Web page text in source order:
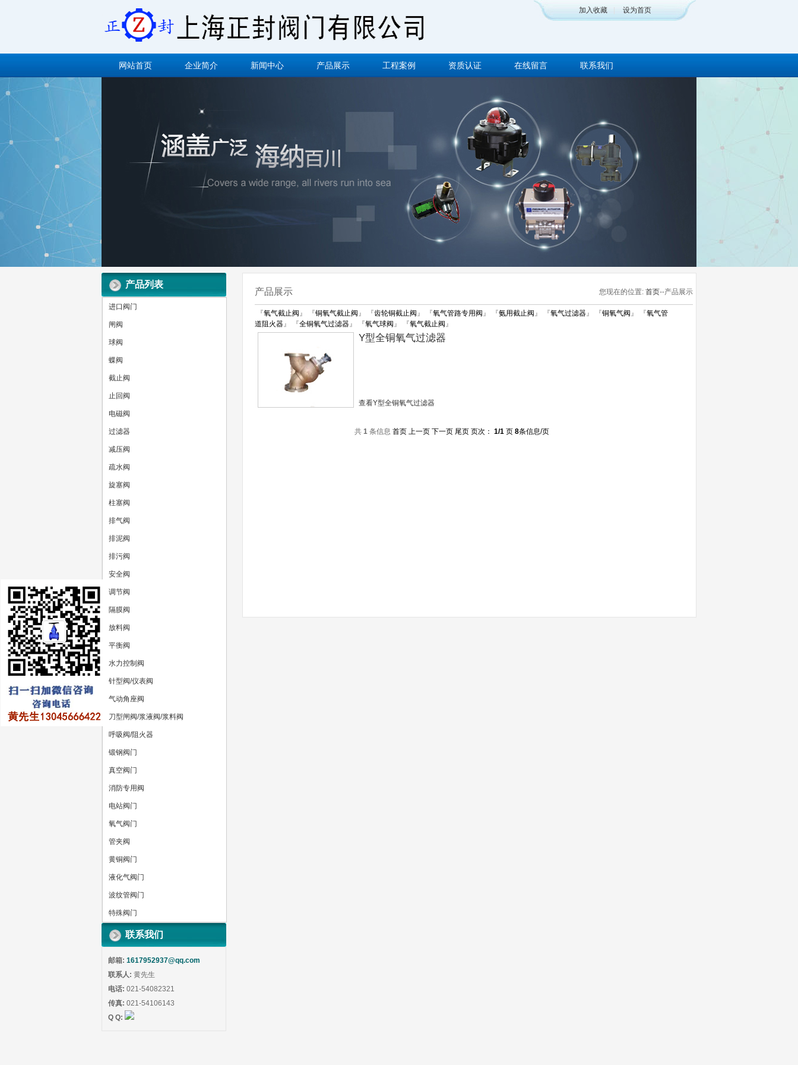
加入收藏 设为首页
网站首页 企业简介 新闻中心 产品展示 工程案例 资质认证 在线留言 联系我们
产品列表
进口阀门
闸阀
球阀
蝶阀
截止阀
止回阀
电磁阀
过滤器
减压阀
疏水阀
旋塞阀
柱塞阀
排气阀
排泥阀
排污阀
安全阀
调节阀
隔膜阀
放料阀
平衡阀
水力控制阀
针型阀/仪表阀
气动角座阀
刀型闸阀/浆液阀/浆料阀
呼吸阀/阻火器
锻钢阀门
真空阀门
消防专用阀
电站阀门
氧气阀门
管夹阀
黄铜阀门
液化气阀门
波纹管阀门
特殊阀门
联系我们
邮箱: 1617952937@qq.com
联系人: 黄先生
电话: 021-54082321
传真: 021-54106143
Q Q:
产品展示 您现在的位置: 首页--产品展示
『氧气截止阀 』 『铜氧气截止阀 』 『齿轮铜截止阀 』 『氧气管路专用阀 』 『氨用截止阀 』 『氧气过滤器』 『铜氧气阀 』 『氧气管
道阻火器』 『全铜氧气过滤器』 『氧气球阀 』 『氧气截止阀 』
Y型全铜氧气过滤器
查看Y型全铜氧气过滤器
共 1 条信息 首页 上一页 下一页 尾页 页次： 1/1 页 8条信息/页